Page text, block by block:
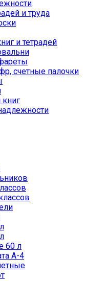
и труда
и тетрадей
счетные палочки
книг
60 л
А-4